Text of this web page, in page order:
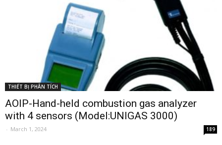
THIẾT BỊ PHÂN TÍCH
AOIP-Hand-held combustion gas analyzer
with 4 sensors (Model:UNIGAS 3000)
- March 1, 2024 189